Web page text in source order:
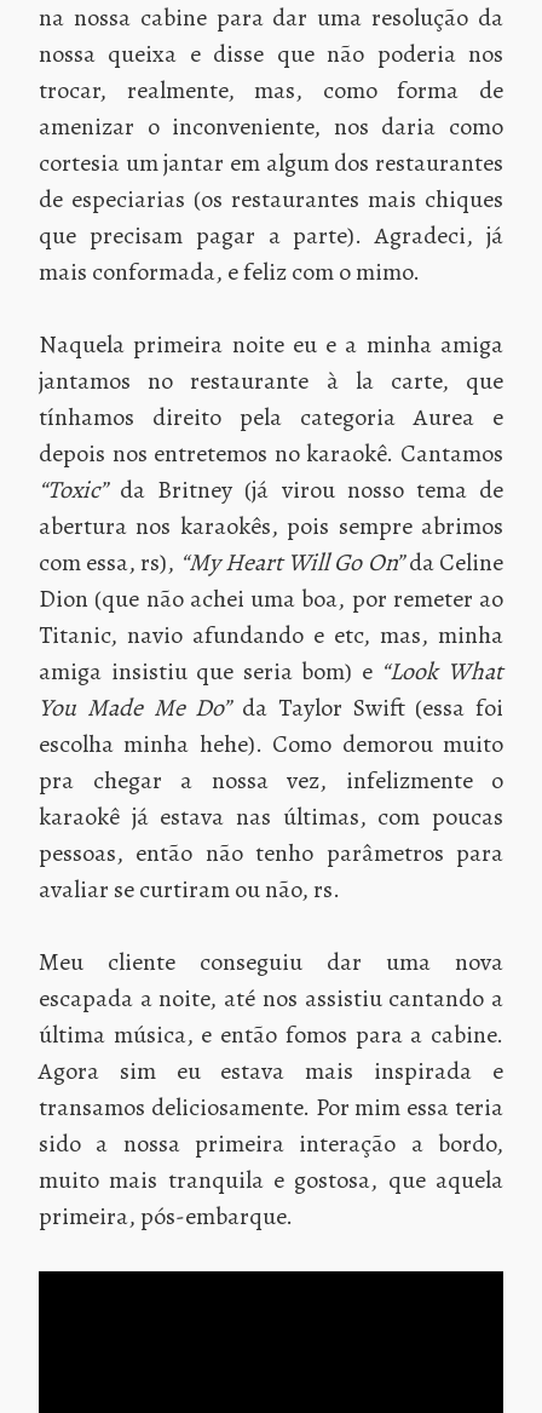
na nossa cabine para dar uma resolução da
nossa queixa e disse que não poderia nos
trocar, realmente, mas, como forma de
amenizar o inconveniente, nos daria como
cortesia um jantar em algum dos restaurantes
de especiarias (os restaurantes mais chiques
que precisam pagar a parte). Agradeci, já
mais conformada, e feliz com o mimo.
Naquela primeira noite eu e a minha amiga
jantamos no restaurante à la carte, que
tínhamos direito pela categoria Aurea e
depois nos entretemos no karaokê. Cantamos
“Toxic”da Britney (já virou nosso tema de
abertura nos karaokês, pois sempre abrimos
com essa, rs), “My Heart Will Go On”da Celine
Dion (que não achei uma boa, por remeter ao
Titanic, navio afundando e etc, mas, minha
amiga insistiu que seria bom) e “Look What
You Made Me Do”da Taylor Swift (essa foi
escolha minha hehe). Como demorou muito
pra chegar a nossa vez, infelizmente o
karaokê já estava nas últimas, com poucas
pessoas, então não tenho parâmetros para
avaliar se curtiram ou não, rs.
Meu cliente conseguiu dar uma nova
escapada a noite, até nos assistiu cantando a
última música, e então fomos para a cabine.
Agora sim eu estava mais inspirada e
transamos deliciosamente. Por mim essa teria
sido a nossa primeira interação a bordo,
muito mais tranquila e gostosa, que aquela
primeira, pós-embarque.